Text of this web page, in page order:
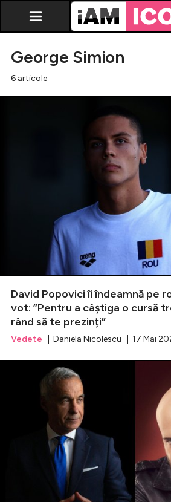
Breaking news
Evenimente
Emisiuni TV
Horoscop
Lifestyle
Celebrități
Breaking News
Intră în cont
Creează cont
George Simion
6 articole
David Popovici îi îndeamnă pe
vot: ”Pentru a câștiga o cursă
rând să te prezinți”
Vedete | Daniela Nicolescu | 17 Mai